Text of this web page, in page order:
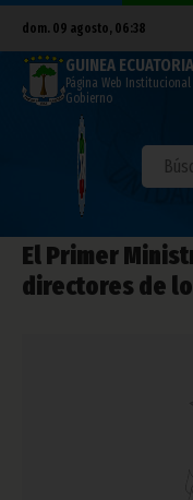
dom. 09 agosto, 06:38
GUINEA
Página Web
Gobierno
El Primer
directores de